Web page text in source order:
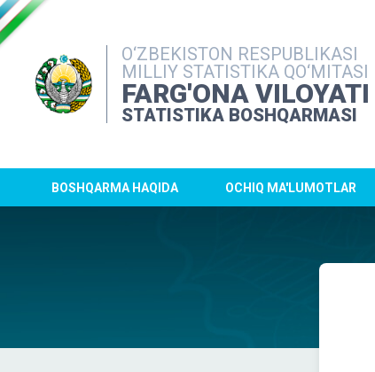
O‘ZBEKISTON RESPUBLIKASI
MILLIY STATISTIKA QO‘MITASI
FARG'ONA VILOYATI
STATISTIKA BOSHQARMASI
BOSHQARMA HAQIDA OCHIQ MA'LUMOTLAR